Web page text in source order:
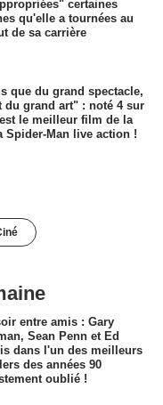
certaines
qu'elle a tournées au
de sa carrière
que du grand spectacle,
du grand art" : noté 4 sur
le meilleur film de la
Spider-Man live action !
entre amis : Gary
Sean Penn et Ed
dans l'un des meilleurs
des années 90
oublié !